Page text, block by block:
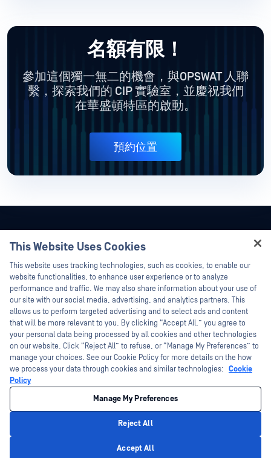
名額有限！
參加這個獨一無二的機會，與OPSWAT 人聯
繫，探索我們的 CIP 實驗室，並慶祝我們
在華盛頓特區的啟動。
預約位置
©2026OPSWAT . 保留所有權利。OPSWAT、MetaDefender、Metascan、
MetaAccess、OPSWAT 、Trust no File. Trust No Device.、OPSWAT 、Protecting the
World's Critical Infrastructure、Deep CDR™ Technology、InQuest、InQuest標誌、
DFI、RetroHunt、Deep File Inspection 及 Join the Hunt 均為OPSWAT 之商標。第三
方商標均為其各自所有者之財產。
This Website Uses Cookies
This website uses tracking technologies, such as cookies, to enable our
website functionalities, to enhance user experience or to analyze
performance and traffic. We may also share information about your use of
our site with our social media, advertising, and analytics partners. This
allows us to perform targeted advertising and to select ads and content
that will be more relevant to you. By clicking “Accept All,” you agree to
your personal data being processed by all cookies and other technologies
on our website. Click “Reject All” to refuse, or “Manage My Preferences” to
manage your choices. See our Cookie Policy for more details on the how
we process your data through cookies and similar technologies: Cookie
Policy
Manage My Preferences
Reject All
Accept All
Hey there!
I'm Ozzy, your OPSWAT virtual assistant.
How can I help you secure what's critical
today?